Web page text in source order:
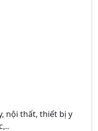
nội thất, thiết bị y